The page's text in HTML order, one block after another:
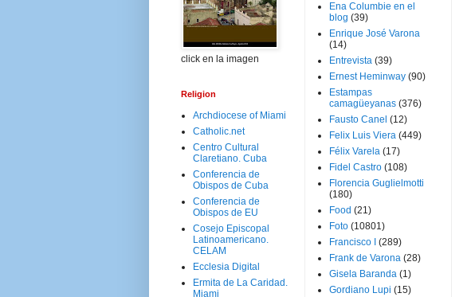
click en la imagen
Religion
Archdiocese of Miami
Catholic.net
Centro Cultural
Claretiano. Cuba
Conferencia de
Obispos de Cuba
Conferencia de
Obispos de EU
Cosejo Episcopal
Latinoamericano.
CELAM
Ecclesia Digital
Ermita de La Caridad.
Miami
Ena Columbie en el
blog (39)
Enrique José Varona
(14)
Entrevista (39)
Ernest Heminway (90)
Estampas
camagüeyanas (376)
Fausto Canel (12)
Felix Luis Viera (449)
Félix Varela (17)
Fidel Castro (108)
Florencia Guglielmotti
(180)
Food (21)
Foto (10801)
Francisco I
(289)
Frank de Varona (28)
Gisela Baranda (1)
Gordiano Lupi (15)